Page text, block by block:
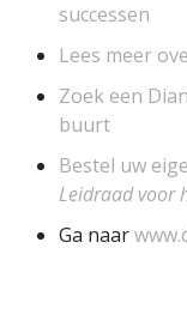
successen
Lees meer
Zoek een
buurt
Bestel uw
Leidraad voor
Ga naar